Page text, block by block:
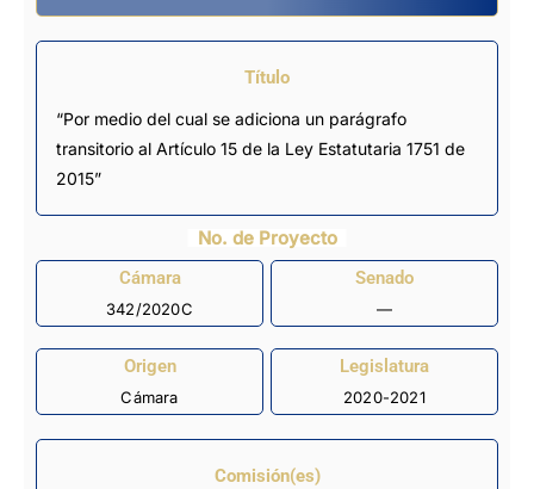
Título
“Por medio del cual se adiciona un parágrafo
transitorio al Artículo 15 de la Ley Estatutaria 1751 de
2015”
No. de Proyecto
Cámara
342/2020C
Senado
—
Origen
Cámara
Legislatura
2020-2021
Comisión(es)